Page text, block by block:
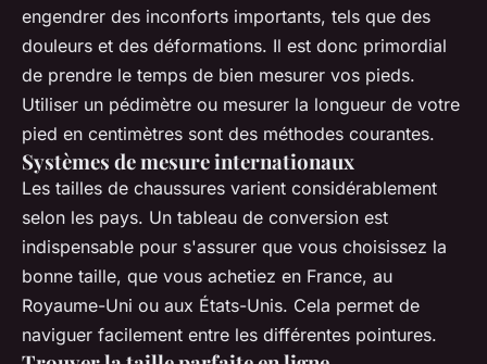
engendrer des inconforts importants, tels que des
douleurs et des déformations. Il est donc primordial
de prendre le temps de bien mesurer vos pieds.
Utiliser un pédimètre ou mesurer la longueur de votre
pied en centimètres sont des méthodes courantes.
Systèmes de mesure internationaux
Les tailles de chaussures varient considérablement
selon les pays. Un tableau de conversion est
indispensable pour s'assurer que vous choisissez la
bonne taille, que vous achetiez en France, au
Royaume-Uni ou aux États-Unis. Cela permet de
naviguer facilement entre les différentes pointures.